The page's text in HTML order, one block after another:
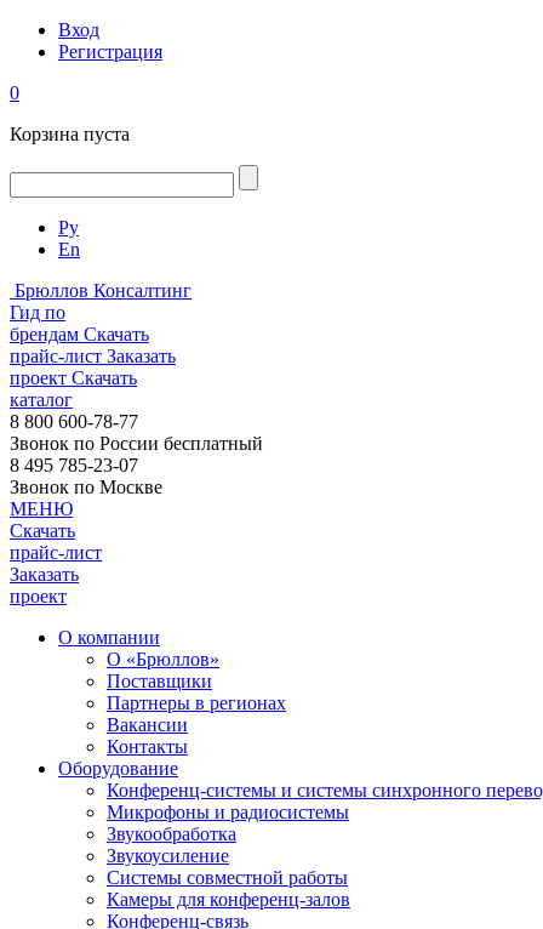
Вход
Регистрация
0
Корзина пуста
Ру
En
Брюллов Консалтинг
Гид по
брендам Скачать
прайс-лист Заказать
проект Скачать
каталог
8 800 600-78-77
Звонок по России бесплатный
8 495 785-23-07
Звонок по Москве
МЕНЮ
Скачать
прайс-лист
Заказать
проект
О компании
О «Брюллов»
Поставщики
Партнеры в регионах
Вакансии
Контакты
Оборудование
Конференц-системы и системы синхронного
Микрофоны и радиосистемы
Звукообработка
Звукоусиление
Системы совместной работы
Камеры для конференц-залов
Конференц-связь